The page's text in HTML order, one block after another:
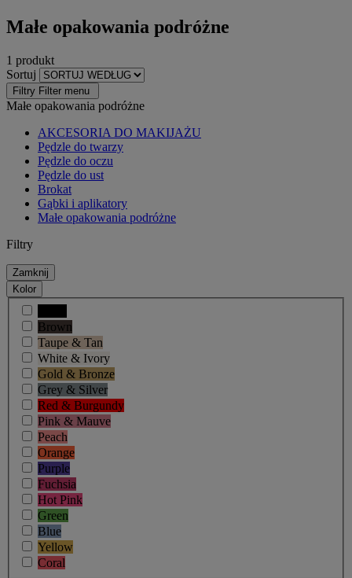
Małe opakowania podróżne
1 produkt
Sortuj
Filtry Filter menu
Małe opakowania podróżne
AKCESORIA DO MAKIJAŻU
Pędzle do twarzy
Pędzle do oczu
Pędzle do ust
Brokat
Gąbki i aplikatory
Małe opakowania podróżne
Filtry
Zamknij
Kolor
Brown
Taupe & Tan
White & Ivory
Gold & Bronze
Grey & Silver
Red & Burgundy
Pink & Mauve
Peach
Orange
Purple
Fuchsia
Hot Pink
Green
Blue
Yellow
Coral